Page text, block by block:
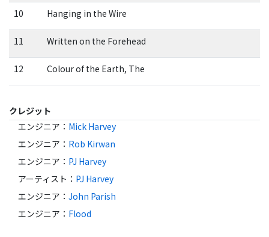
10 Hanging in the Wire
11 Written on the Forehead
12 Colour of the Earth, The
クレジット
エンジニア ： Mick Harvey
エンジニア ： Rob Kirwan
エンジニア ： PJ Harvey
アーティスト ： PJ Harvey
エンジニア ： John Parish
エンジニア ： Flood